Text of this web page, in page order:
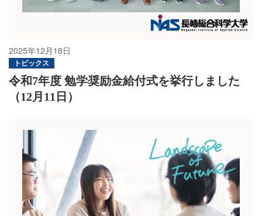
2025年12月18日
トピックス
令和7年度 勉学奨励金給付式を挙行しました
（12月11日）